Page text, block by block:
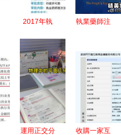
2017年執
領取后,接
下來做什么
執業藥師注
合法委托流
程與金融知
識外包的結
合
運用正交分
收購一家互